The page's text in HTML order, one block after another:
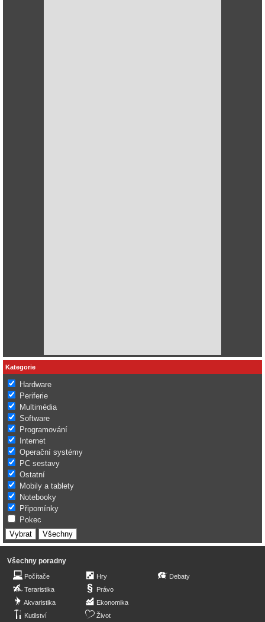
Kategorie
Hardware
Periferie
Multimédia
Software
Programování
Internet
Operační systémy
PC sestavy
Ostatní
Mobily a tablety
Notebooky
Připomínky
Pokec
Všechny poradny
Počítače
Teraristika
Akvaristika
Kutilství
Hry
Právo
Ekonomika
Život
Debaty